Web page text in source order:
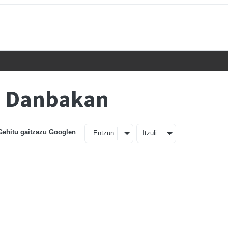
gaitzazu Googlen Entzun Itzuli